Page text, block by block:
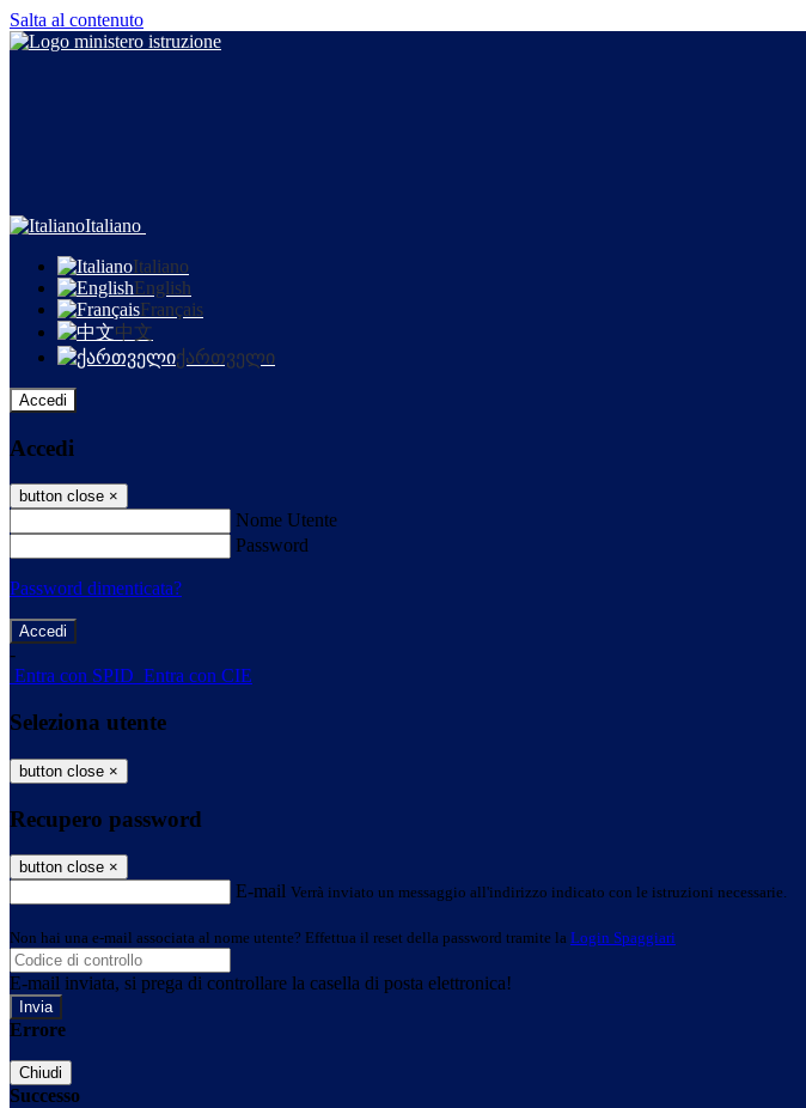
Salta al contenuto
Italiano
Italiano
English
Français
中文
ქართველი
Accedi
Accedi
button close ×
Nome Utente
Password
Password dimenticata?
-
Entra con SPID Entra con CIE
Seleziona utente
button close ×
Recupero password
button close ×
E-mail Verrà inviato un messaggio all'indirizzo indicato con le istruzioni necessarie.
Non hai una e-mail associata al nome utente? Effettua il reset della password tramite la Login Spaggiari
E-mail inviata, si prega di controllare la casella di posta elettronica!
Errore
Chiudi
Successo